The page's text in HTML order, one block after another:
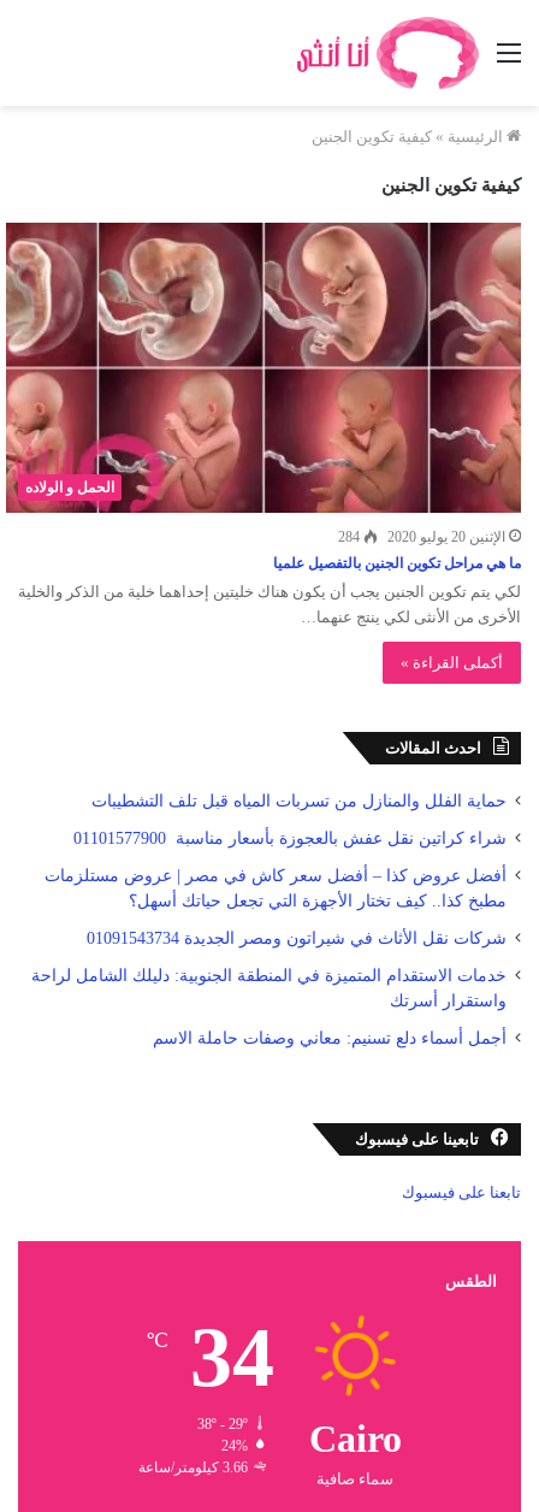
القائمة
الرئيسية » كيفية تكوين الجنين
كيفية تكوين الجنين
الحمل و الولاده
الإثنين 20 يوليو 2020
284
ما هي مراحل تكوين الجنين بالتفصيل علميا
لكي يتم تكوين الجنين يجب أن يكون هناك خليتين إحداهما خلية من الذكر والخلية
الأخرى من الأنثى لكي ينتج عنهما…
أكملى القراءة »
احدث المقالات
حماية الفلل والمنازل من تسربات المياه قبل تلف التشطيبات
شراء كراتين نقل عفش بالعجوزة بأسعار مناسبة 01101577900
أفضل عروض كذا – أفضل سعر كاش في مصر | عروض مستلزمات
مطبخ كذا.. كيف تختار الأجهزة التي تجعل حياتك أسهل؟
شركات نقل الأثاث في شيراتون ومصر الجديدة 01091543734
خدمات الاستقدام المتميزة في المنطقة الجنوبية: دليلك الشامل لراحة
واستقرار أسرتك
أجمل أسماء دلع تسنيم: معاني وصفات حاملة الاسم
تابعينا على فيسبوك
تابعنا على فيسبوك
الطقس
Cairo
سماء صافية
34
℃
38º - 29º
24%
3.66 كيلومتر/ساعة